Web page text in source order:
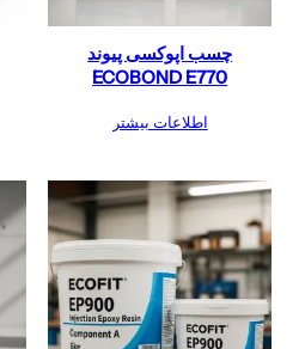
چسب اپوکسی پیوند
ECOBOND E770
اطلاعات بیشتر